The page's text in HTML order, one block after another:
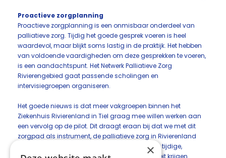
Proactieve zorgplanning
Proactieve zorgplanning is een onmisbaar onderdeel van
palliatieve zorg. Tijdig het goede gesprek voeren is heel
waardevol, maar blijkt soms lastig in de praktijk. Het hebben
van voldoende vaardigheden om deze gesprekken te voeren,
is een aandachtspunt. Het Netwerk Palliatieve Zorg
Rivierengebied gaat passende scholingen en
intervisiegroepen organiseren.
Het goede nieuws is dat meer vakgroepen binnen het
Ziekenhuis Rivierenland in Tiel graag mee willen werken aan
een vervolg op de pilot. Dit draagt eraan bij dat we met dit
zorgpad als instrument, de palliatieve zorg in Rivierenland
verder kunnen verbeteren en patiënten hiermee tijdige,
afgestemde palliatieve zorg van goede kwaliteit krijgen.
×